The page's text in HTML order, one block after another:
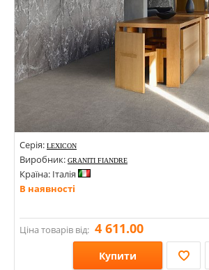
Серія: LEXICON
Виробник: GRANITI FIANDRE
Країна: Італія
В наявності
Ціна товарів від: 4 611.00
Купити